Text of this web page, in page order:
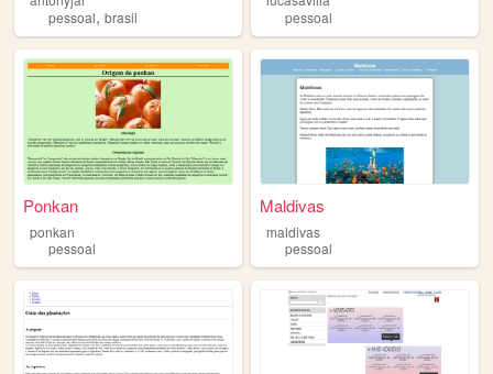
pessoal, brasil
pessoal
Ponkan
ponkan
pessoal
Maldivas
maldivas
pessoal